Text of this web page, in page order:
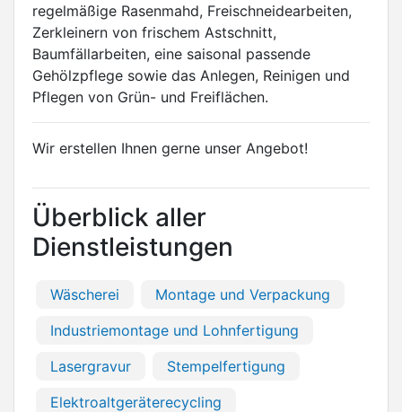
regelmäßige Rasenmahd, Freischneidearbeiten,
Zerkleinern von frischem Astschnitt,
Baumfällarbeiten, eine saisonal passende
Gehölzpflege sowie das Anlegen, Reinigen und
Pflegen von Grün- und Freiflächen.
Wir erstellen Ihnen gerne unser Angebot!
Überblick aller
Dienstleistungen
Wäscherei
Montage und Verpackung
Industriemontage und Lohnfertigung
Lasergravur
Stempelfertigung
Elektroaltgeräterecycling